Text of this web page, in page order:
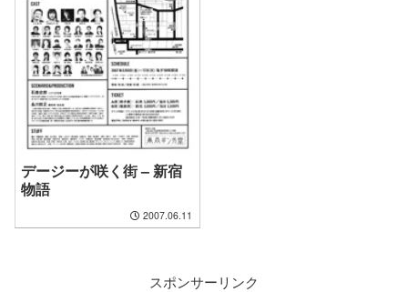
デージーが咲く街 – 新宿
物語
2007.06.11
スポンサーリンク